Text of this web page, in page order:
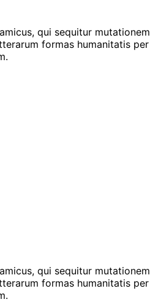
qui sequitur mutationem
formas humanitatis per
qui sequitur mutationem
formas humanitatis per